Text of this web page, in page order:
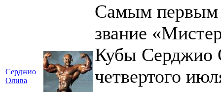
Серджио
Олива
Самым первым
звание
Кубы Серджио
четвертого